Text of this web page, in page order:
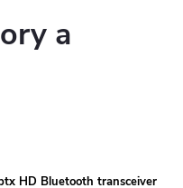
a
HD Bluetooth transceiver